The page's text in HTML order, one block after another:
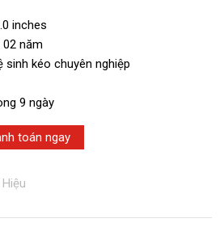
inches
năm
sinh kéo chuyên nghiệp
9 ngày
toán ngay